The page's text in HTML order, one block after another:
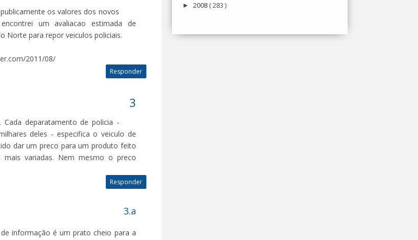
os valores dos novos
um avaliacao estimada de
Norte para repor veiculos policiais.
2011/08/
Responder
deparatamento de policia -
deles - especifica o veiculo de
dar um preco para um produto feito
mais variadas. Nem mesmo o preco
Responder
informação é um prato cheio para a
► 2008 ( 283 )